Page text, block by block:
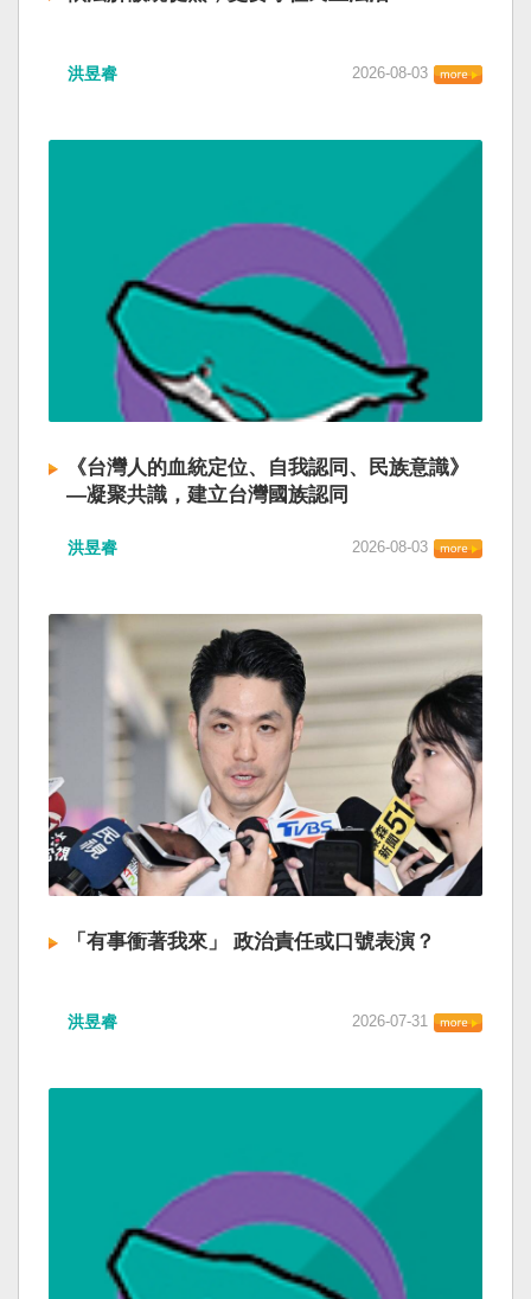
洪昱睿 2026-08-03
《台灣人的血統定位、自我認同、民族意識》
—凝聚共識，建立台灣國族認同
洪昱睿 2026-08-03
「有事衝著我來」 政治責任或口號表演？
洪昱睿 2026-07-31